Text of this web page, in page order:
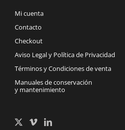
Mi cuenta
Contacto
Checkout
Aviso Legal y Política de Privacidad
Términos y Condiciones de venta
Manuales de conservación
y mantenimiento